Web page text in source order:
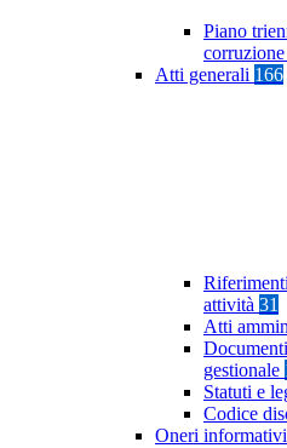
Piano
Atti generali 166
attività 31
Atti
gestionale
Statuti e
Codice
Oneri